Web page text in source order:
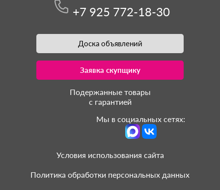
+7 925 772-18-30
Доска объявлений
Заявка скупщику
Подержанные товары
с гарантией
Мы в социальных сетях:
Условия использования сайта
Политика обработки персональных данных